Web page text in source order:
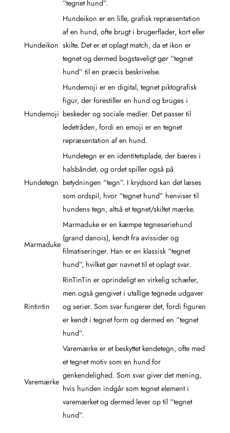
“tegnet hund”.
Hundeikon
Hundeikon er en lille, grafisk repræsentation
af en hund, ofte brugt i brugerflader, kort eller
skilte. Det er et oplagt match, da et ikon er
tegnet og dermed bogstaveligt gør “tegnet
hund” til en præcis beskrivelse.
Hundemoji
Hundemoji er en digital, tegnet piktografisk
figur, der forestiller en hund og bruges i
beskeder og sociale medier. Det passer til
ledetråden, fordi en emoji er en tegnet
repræsentation af en hund.
Hundetegn
Hundetegn er en identitetsplade, der bæres i
halsbåndet, og ordet spiller også på
betydningen “tegn”. I krydsord kan det læses
som ordspil, hvor “tegnet hund” henviser til
hundens tegn, altså et tegnet/skiltet mærke.
Marmaduke
Marmaduke er en kæmpe tegneseriehund
(grand danois), kendt fra avissider og
filmatiseringer. Han er en klassisk “tegnet
hund”, hvilket gør navnet til et oplagt svar.
Rintintin
RinTinTin er oprindeligt en virkelig schæfer,
men også gengivet i utallige tegnede udgaver
og serier. Som svar fungerer det, fordi figuren
er kendt i tegnet form og dermed en “tegnet
hund”.
Varemærke
Varemærke er et beskyttet kendetegn, ofte med
et tegnet motiv som en hund for
genkendelighed. Som svar giver det mening,
hvis hunden indgår som tegnet element i
varemærket og dermed lever op til “tegnet
hund”.